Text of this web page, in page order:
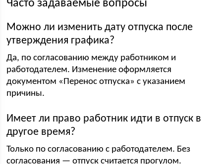
Часто задаваемые вопросы
Можно ли изменить дату отпуска после
утверждения графика?
Да, по согласованию между работником и
работодателем. Изменение оформляется
документом «Перенос отпуска» с указанием
причины.
Имеет ли право работник идти в отпуск в
другое время?
Только по согласованию с работодателем. Без
согласования — отпуск считается прогулом.